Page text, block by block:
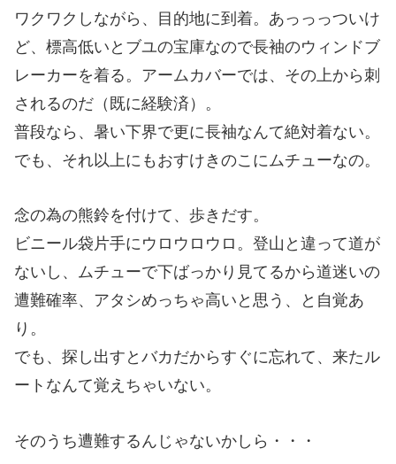
ワクワクしながら、目的地に到着。あっっっついけ
ど、標高低いとブユの宝庫なので長袖のウィンドブ
レーカーを着る。アームカバーでは、その上から刺
されるのだ（既に経験済）。
普段なら、暑い下界で更に長袖なんて絶対着ない。
でも、それ以上にもおすけきのこにムチューなの。
念の為の熊鈴を付けて、歩きだす。
ビニール袋片手にウロウロウロ。登山と違って道が
ないし、ムチューで下ばっかり見てるから道迷いの
遭難確率、アタシめっちゃ高いと思う、と自覚あ
り。
でも、探し出すとバカだからすぐに忘れて、来たル
ートなんて覚えちゃいない。
そのうち遭難するんじゃないかしら・・・